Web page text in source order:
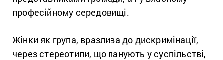
професійному середовищі.
Жінки як група, вразлива до дискримінації,
через стереотипи, що панують у суспільстві,